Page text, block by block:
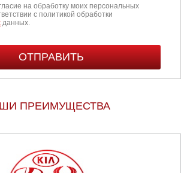
на обработку моих персональных
с политикой обработки
данных.
ПРЕИМУЩЕСТВА